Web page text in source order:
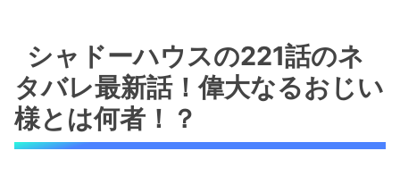
シャドーハウスの221話のネ
タバレ最新話！偉大なるおじい
様とは何者！？